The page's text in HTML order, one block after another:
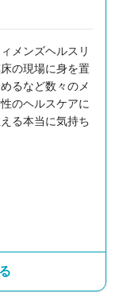
メンズヘルスリ
の現場に身を置
るなど数々のメ
のヘルスケアに
る本当に気持ち